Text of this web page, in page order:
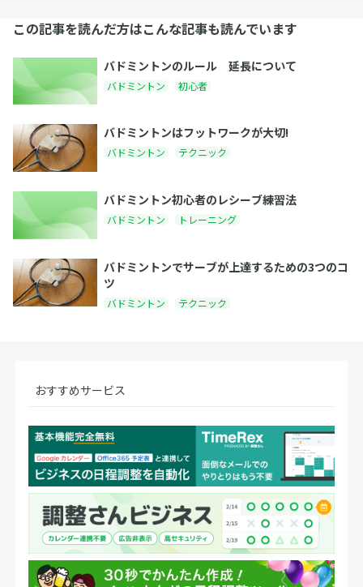
この記事を読んだ方はこんな記事も読んでいます
バドミントンのルール 延長について
バドミントン 初心者
バドミントンはフットワークが大切!
バドミントン テクニック
バドミントン初心者のレシーブ練習法
バドミントン トレーニング
バドミントンでサーブが上達するための3つのコ
ツ
バドミントン テクニック
おすすめサービス